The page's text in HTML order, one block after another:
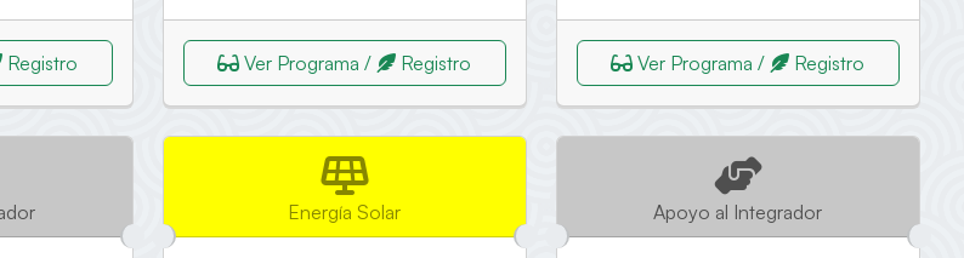
Registro Ver Programa / Registro Ver Programa / Registro
Energía Solar Apoyo al Integrador